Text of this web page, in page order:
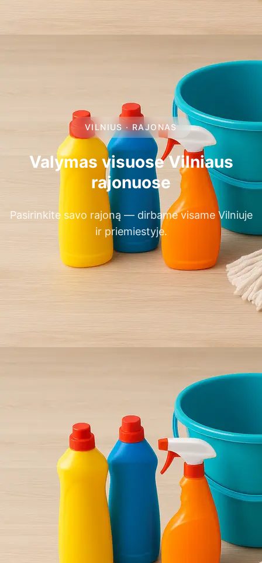
VILNIUS · RAJONAS
Valymas visuose Vilniaus
rajonuose
Pasirinkite savo rajoną — dirbame visame Vilniuje
ir priemiestyje.